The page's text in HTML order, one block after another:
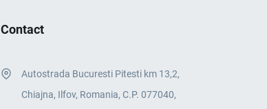
Contact
Autostrada Bucuresti Pitesti km 13,2,
Chiajna, Ilfov, Romania, C.P. 077040,